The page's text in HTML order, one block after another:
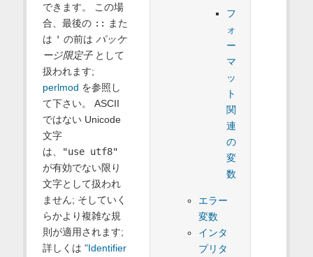
フ
ォ
ー
マ
ッ
ト
関
連
の
変
数
エラー
変数
インタ
プリタ
できます。 この場
合、最後の ::
また
は ' の前は パッケ
ージ限定子として
扱われます;
perlmod を参照し
て下さい。 ASCII
ではない Unicode
文字
は、
"use utf8"
が有効でない限り
文字として扱われ
ません; そしていく
らかより複雑な規
則が適用されます;
詳しくは "Identifier